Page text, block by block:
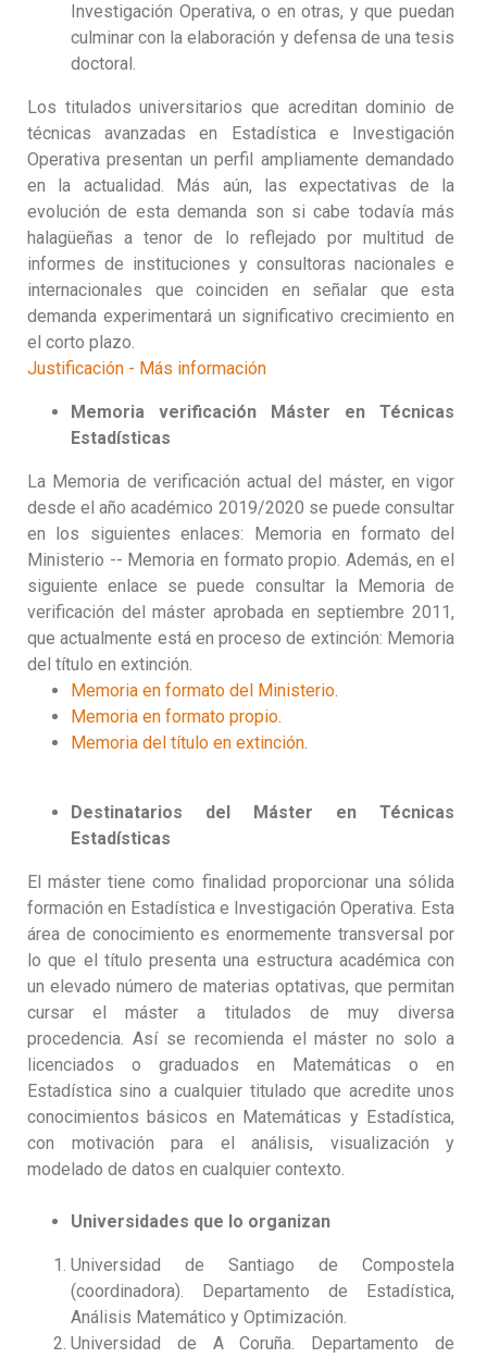
Investigación Operativa, o en otras, y que puedan
culminar con la elaboración y defensa de una tesis
doctoral.
Los titulados universitarios que acreditan dominio de
técnicas avanzadas en Estadística e Investigación
Operativa presentan un perfil ampliamente demandado
en la actualidad. Más aún, las expectativas de la
evolución de esta demanda son si cabe todavía más
halagüeñas a tenor de lo reflejado por multitud de
informes de instituciones y consultoras nacionales e
internacionales que coinciden en señalar que esta
demanda experimentará un significativo crecimiento en
el corto plazo.
Justificación - Más información
Memoria verificación Máster en Técnicas
Estadísticas
La Memoria de verificación actual del máster, en vigor
desde el año académico 2019/2020 se puede consultar
en los siguientes enlaces: Memoria en formato del
Ministerio -- Memoria en formato propio. Además, en el
siguiente enlace se puede consultar la Memoria de
verificación del máster aprobada en septiembre 2011,
que actualmente está en proceso de extinción: Memoria
del título en extinción.
Memoria en formato del Ministerio.
Memoria en formato propio.
Memoria del título en extinción.
Destinatarios del Máster en Técnicas
Estadísticas
El máster tiene como finalidad proporcionar una sólida
formación en Estadística e Investigación Operativa. Esta
área de conocimiento es enormemente transversal por
lo que el título presenta una estructura académica con
un elevado número de materias optativas, que permitan
cursar el máster a titulados de muy diversa
procedencia. Así se recomienda el máster no solo a
licenciados o graduados en Matemáticas o en
Estadística sino a cualquier titulado que acredite unos
conocimientos básicos en Matemáticas y Estadística,
con motivación para el análisis, visualización y
modelado de datos en cualquier contexto.
Universidades que lo organizan
Universidad de Santiago de Compostela
(coordinadora). Departamento de Estadística,
Análisis Matemático y Optimización.
Universidad de A Coruña. Departamento de